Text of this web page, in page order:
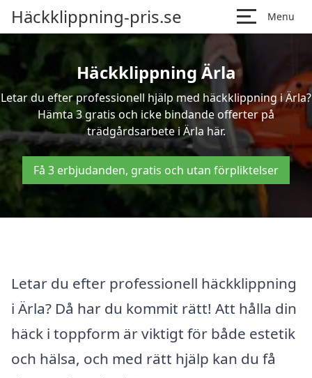
Häckklippning-pris.se Menu
Häckklippning Ärla
Letar du efter professionell hjälp med häckklippning i Ärla?
Hämta 3 gratis och icke bindande offerter på
trädgårdsarbete i Ärla här.
Få 3 erbjudanden, gratis och utan förpliktelser
Letar du efter professionell häckklippning
i Ärla? Då har du kommit rätt! Att hålla din
häck i toppform är viktigt för både estetik
och hälsa, och med rätt hjälp kan du få